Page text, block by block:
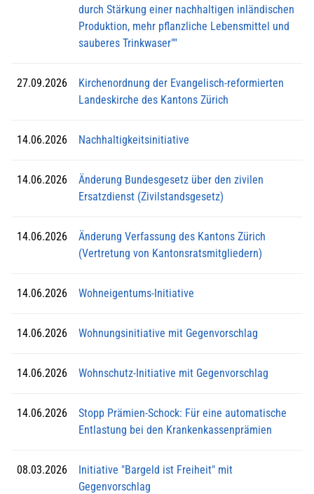
durch Stärkung einer nachhaltigen inländischen
Produktion, mehr pflanzliche Lebensmittel und
sauberes Trinkwaser""
27.09.2026
Kirchenordnung der Evangelisch-reformierten
Landeskirche des Kantons Zürich
14.06.2026 Nachhaltigkeitsinitiative
14.06.2026
Änderung Bundesgesetz über den zivilen
Ersatzdienst (Zivilstandsgesetz)
14.06.2026
Änderung Verfassung des Kantons Zürich
(Vertretung von Kantonsratsmitgliedern)
14.06.2026 Wohneigentums-Initiative
14.06.2026 Wohnungsinitiative mit Gegenvorschlag
14.06.2026 Wohnschutz-Initiative mit Gegenvorschlag
14.06.2026
Stopp Prämien-Schock: Für eine automatische
Entlastung bei den Krankenkassenprämien
08.03.2026
Initiative "Bargeld ist Freiheit" mit
Gegenvorschlag